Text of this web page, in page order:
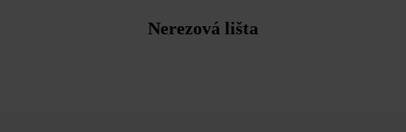
Nerezová lišta